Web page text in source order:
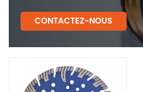
CONTACTEZ-NOUS